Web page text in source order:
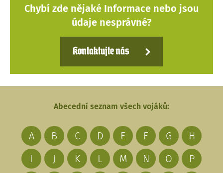
Chybí zde nějaké Informace nebo jsou
údaje nesprávné?
Kontaktujte nás
Abecední seznam všech vojáků:
A B C D E F G
H
I
J K L M N O
P